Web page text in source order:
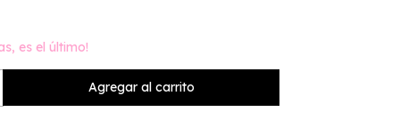
es el último!